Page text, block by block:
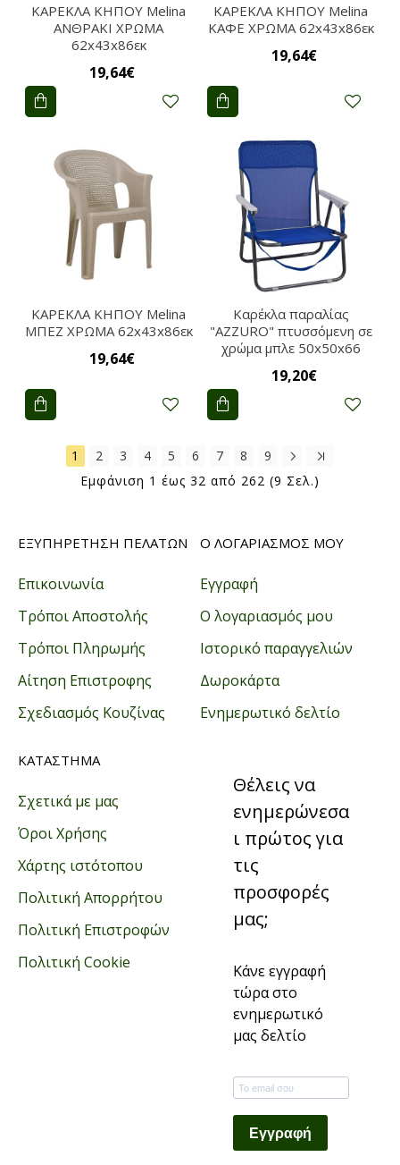
ΚΑΡΕΚΛΑ ΚΗΠΟΥ Melina
ΑΝΘΡΑΚΙ ΧΡΩΜΑ
62x43x86εκ
19,64€
ΚΑΡΕΚΛΑ ΚΗΠΟΥ Melina
ΚΑΦΕ ΧΡΩΜΑ 62x43x86εκ
19,64€
ΚΑΡΕΚΛΑ ΚΗΠΟΥ Melina
ΜΠΕΖ ΧΡΩΜΑ 62x43x86εκ
19,64€
Καρέκλα παραλίας
"AZZURO" πτυσσόμενη σε
χρώμα μπλε 50x50x66
19,20€
1 2 3 4 5 6 7 8
9
Εμφάνιση 1 έως 32 από 262 (9 Σελ.)
ΕΞΥΠΗΡΕΤΗΣΗ ΠΕΛΑΤΩΝ
Επικοινωνία
Τρόποι Αποστολής
Τρόποι Πληρωμής
Αίτηση Επιστροφης
Σχεδιασμός Κουζίνας
Ο ΛΟΓΑΡΙΑΣΜΟΣ ΜΟΥ
Εγγραφή
Ο λογαριασμός μου
Ιστορικό παραγγελιών
Δωροκάρτα
Ενημερωτικό δελτίο
ΚΑΤΑΣΤΗΜΑ
Σχετικά με μας
Όροι Χρήσης
Χάρτης ιστότοπου
Πολιτική Απορρήτου
Πολιτική Επιστροφών
Πολιτική Cookie
Θέλεις να
ενημερώνεσα
ι πρώτος για
τις
προσφορές
μας;
Κάνε εγγραφή
τώρα στο
ενημερωτικό
μας δελτίο
Εγγραφή